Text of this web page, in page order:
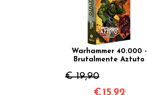
Warhammer 40.000 -
Brutalmente Aztuto
€ 19,90
€ 15,92